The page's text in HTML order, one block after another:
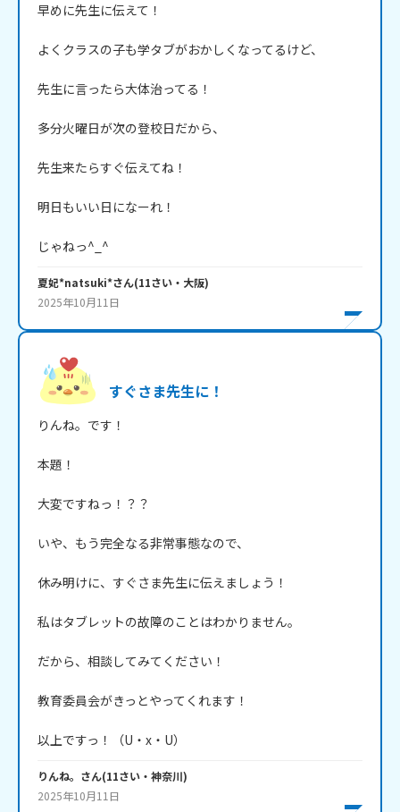
早めに先生に伝えて！
よくクラスの子も学タブがおかしくなってるけど、
先生に言ったら大体治ってる！
多分火曜日が次の登校日だから、
先生来たらすぐ伝えてね！
明日もいい日になーれ！
じゃねっ^_^
夏妃*natsuki*さん(11さい・ 大阪)
2025年10月11日
すぐさま先生に！
りんね。です！
本題！
大変ですねっ！？？
いや、もう完全なる非常事態なので、
休み明けに、すぐさま先生に伝えましょう！
私はタブレットの故障のことはわかりません。
だから、相談してみてください！
教育委員会がきっとやってくれます！
以上ですっ！（U・x・U）
りんね。 さん(11さい・ 神奈川)
2025年10月11日